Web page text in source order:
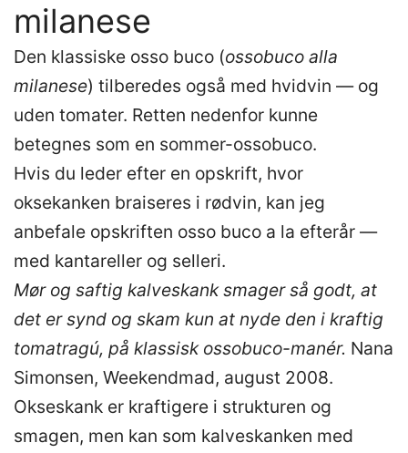
milanese
Den klassiske osso buco (ossobuco alla
milanese) tilberedes også med hvidvin — og
uden tomater. Retten nedenfor kunne
betegnes som en sommer-ossobuco.
Hvis du leder efter en opskrift, hvor
oksekanken braiseres i rødvin, kan jeg
anbefale opskriften osso buco a la efterår —
med kantareller og selleri.
Mør og saftig kalveskank smager så godt, at
det er synd og skam kun at nyde den i kraftig
tomatragú, på klassisk ossobuco-manér. Nana
Simonsen, Weekendmad, august 2008.
Okseskank er kraftigere i strukturen og
smagen, men kan som kalveskanken med